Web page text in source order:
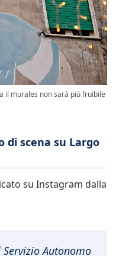
il murales non sarà più fruibile
di scena su Largo
su Instagram dalla
Autonomo